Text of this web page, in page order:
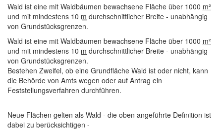
Wald ist eine mit Waldbäumen bewachsene Fläche über 1000 m²
und mit mindestens 10 m durchschnittlicher Breite - unabhängig
von Grundstücksgrenzen.
Wald ist eine mit Waldbäumen bewachsene Fläche über 1000 m²
und mit mindestens 10 m durchschnittlicher Breite - unabhängig
von Grundstücksgrenzen.
Bestehen Zweifel, ob eine Grundfläche Wald ist oder nicht, kann
die Behörde von Amts wegen oder auf Antrag ein
Feststellungsverfahren durchführen.
Neue Flächen gelten als Wald - die oben angeführte Definition ist
dabei zu berücksichtigen -